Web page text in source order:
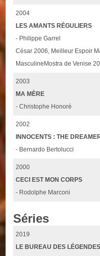
2004
LES AMANTS RÉGULIERS
- Philippe Garrel
César 2006, Meilleur Espoir
MasculineMostra de Venise
2003
MA MÈRE
- Christophe Honoré
2002
INNOCENTS : THE
- Bernardo Bertolucci
2000
CECI EST MON CORPS
- Rodolphe Marconi
Séries
2019
LE BUREAU DES